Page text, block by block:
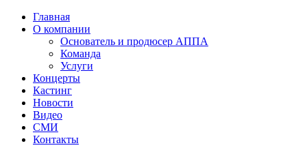
Главная
О компании
Основатель и продюсер АППА
Команда
Услуги
Концерты
Кастинг
Новости
Видео
СМИ
Контакты